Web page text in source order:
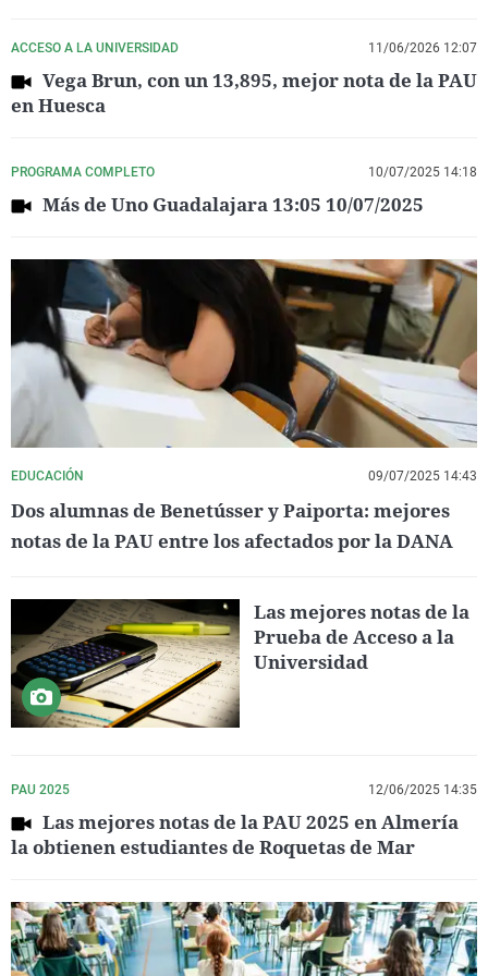
ACCESO A LA UNIVERSIDAD 11/06/2026 12:07
Vega Brun, con un 13,895, mejor nota de la PAU
en Huesca
PROGRAMA COMPLETO 10/07/2025 14:18
Más de Uno Guadalajara 13:05 10/07/2025
EDUCACIÓN 09/07/2025 14:43
Dos alumnas de Benetússer y Paiporta: mejores
notas de la PAU entre los afectados por la DANA
Las mejores notas de la
Prueba de Acceso a la
Universidad
PAU 2025 12/06/2025 14:35
Las mejores notas de la PAU 2025 en Almería
la obtienen estudiantes de Roquetas de Mar